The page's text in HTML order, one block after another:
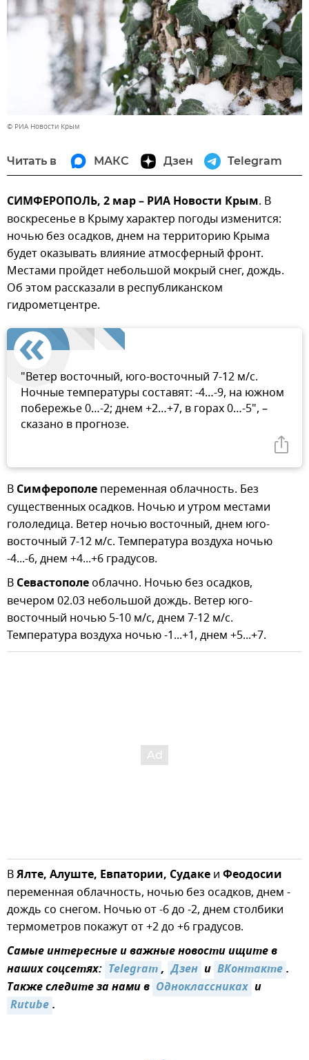
© РИА Новости Крым
Читать в МАКС Дзен Telegram
СИМФЕРОПОЛЬ, 2 мар – РИА Новости Крым. В
воскресенье в Крыму характер погоды изменится:
ночью без осадков, днем на территорию Крыма
будет оказывать влияние атмосферный фронт.
Местами пройдет небольшой мокрый снег, дождь.
Об этом рассказали в республиканском
гидрометцентре.
"Ветер восточный, юго-восточный 7-12 м/с.
Ночные температуры составят: -4…-9, на южном
побережье 0…-2; днем +2…+7, в горах 0…-5", –
сказано в прогнозе.
В Симферополе переменная облачность. Без
существенных осадков. Ночью и утром местами
гололедица. Ветер ночью восточный, днем юго-
восточный 7-12 м/с. Температура воздуха ночью
-4...-6, днем +4...+6 градусов.
В Севастополе облачно. Ночью без осадков,
вечером 02.03 небольшой дождь. Ветер юго-
восточный ночью 5-10 м/с, днем 7-12 м/с.
Температура воздуха ночью -1...+1, днем +5...+7.
ВЯлте,Алуште, Евпатории, Судаке и Феодосии
переменная облачность, ночью без осадков, днем -
дождь со снегом. Ночью от -6 до -2, днем столбики
термометров покажут от +2 до +6 градусов.
Самые интересные и важные новости ищите в
наших соцсетях: Telegram, Дзен и ВКонтакте.
Также следите за нами в Одноклассниках и
Rutube.